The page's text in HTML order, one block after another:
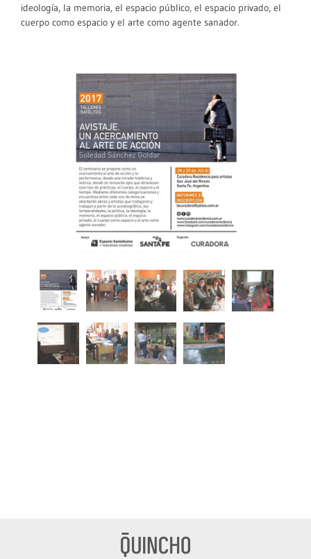
ideología, la memoria, el espacio público, el espacio privado, el
cuerpo como espacio y el arte como agente sanador.